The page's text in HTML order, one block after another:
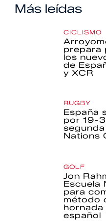
Más leídas
CICLISMO
prepara
los
de
y XCR
RUGBY
España
por 19-
Nations
GOLF
Jon
Escuela
para
método
español